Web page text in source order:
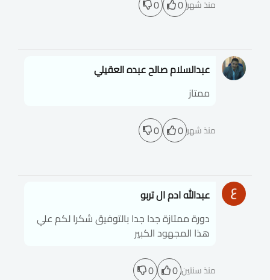
منذ شهر 0
0
عبدالسلام صالح عبده العقيلي
ممتاز
منذ شهر 0
0
عبدالله ادم ال تربو
دورة ممتازة جدا جدا بالتوفيق شكرا لكم علي
هذا المجهود الكبير
منذ سنتين 0
0